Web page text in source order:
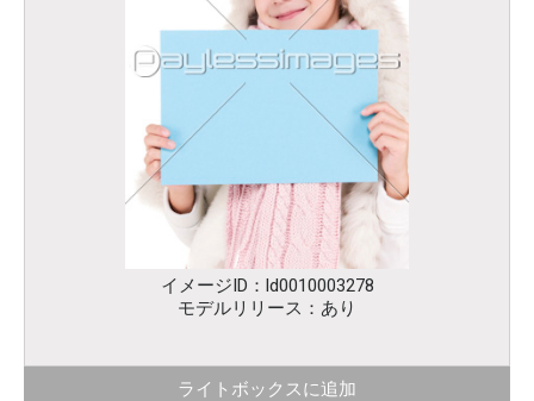
イメージID：ld0010003278
モデルリリース：あり
ライトボックスに追加